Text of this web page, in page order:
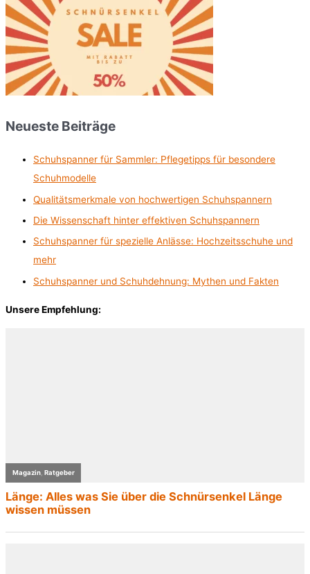
Neueste Beiträge
Schuhspanner für Sammler: Pflegetipps für besondere
Schuhmodelle
Qualitätsmerkmale von hochwertigen Schuhspannern
Die Wissenschaft hinter effektiven Schuhspannern
Schuhspanner für spezielle Anlässe: Hochzeitsschuhe und
mehr
Schuhspanner und Schuhdehnung: Mythen und Fakten
Unsere Empfehlung: